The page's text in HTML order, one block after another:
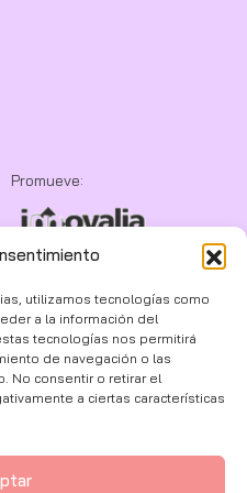
utilizamos tecnologías como
a la información del
tecnologías nos permitirá
de navegación o las
No consentir o retirar el
a ciertas características
Promueve: